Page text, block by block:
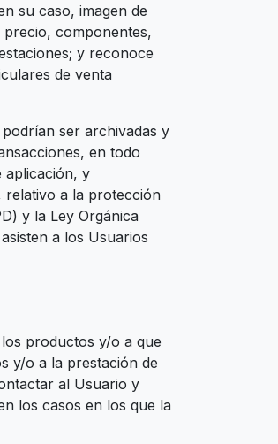
su caso, imagen de
componentes,
y reconoce
de venta
ser archivadas y
en todo
aplicación, y
relativo a la protección
y la Ley Orgánica
a los Usuarios
productos y/o a que
y/o a la prestación de
al Usuario y
los casos en los que la